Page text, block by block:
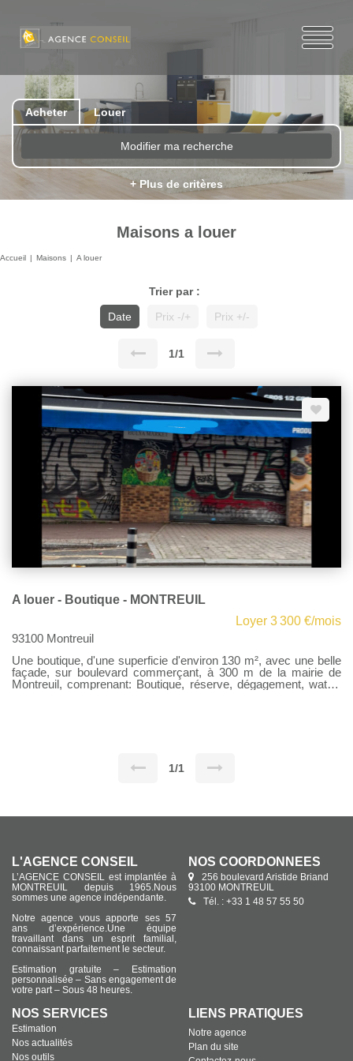
Acheter Louer
Modifier ma recherche
+ Plus de critères
Maisons a louer
Accueil Maisons A louer
Trier par :
Date
Prix -/+ Prix +/-
1/1
A louer - Boutique - MONTREUIL
Loyer 3 300 €/mois
93100 Montreuil
Une boutique, d'une superficie d'environ 130 m², avec une belle
façade, sur boulevard commerçant, à 300 m de la mairie de
Montreuil, comprenant: Boutique, réserve, dégagement, water-
1/1
L'AGENCE CONSEIL
L’AGENCE CONSEIL est implantée à
MONTREUIL depuis 1965.Nous
sommes une agence indépendante.
Notre agence vous apporte ses 57
ans d’expérience.Une équipe
travaillant dans un esprit familial,
connaissant parfaitement le secteur.
Estimation gratuite – Estimation
personnalisée – Sans engagement de
votre part – Sous 48 heures.
NOS COORDONNÉES
256 boulevard Aristide Briand
93100 MONTREUIL
Tél. : +33 1 48 57 55 50
NOS SERVICES
Estimation
Nos actualités
Nos outils
LIENS PRATIQUES
Notre agence
Plan du site